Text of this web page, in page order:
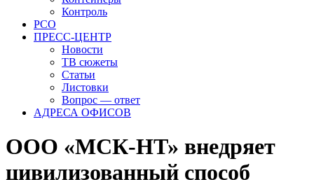
Контроль
РСО
ПРЕСС-ЦЕНТР
Новости
ТВ сюжеты
Статьи
Листовки
Вопрос — ответ
АДРЕСА ОФИСОВ
ООО «МСК-НТ» внедряет
цивилизованный способ